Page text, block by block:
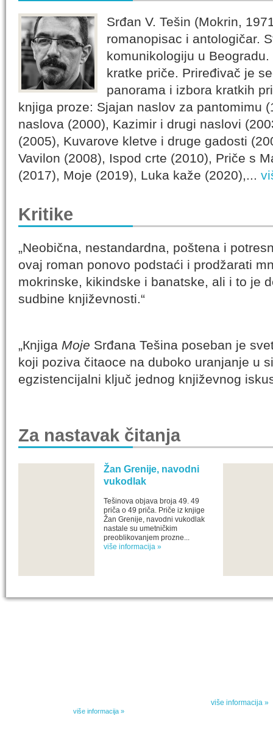
Srđan V. Tešin (Mokrin,
romanopisac i antologičar.
komunikologiju u
kratke priče. Priređivač je
panorama i izbora kratkih
knjiga proze: Sjajan naslov za pantomimu
naslova (2000), Kazimir i drugi naslovi
(2005), Kuvarove kletve i druge gadosti
Vavilon (2008), Ispod crte (2010), Priče s
(2017), Moje (2019), Luka kaže (2020),...
Kritike
„Neobična, nestandardna, poštena i
ovaj roman ponovo podstaći i prodžarati
mokrinske, kikindske i banatske, ali i to je
sudbine književnosti.“
„Кnjiga Moje Srđana Tešina poseban je
koji poziva čitaoce na duboko uranjanje u
egzistencijalni ključ jednog književnog
Za nastavak čitanja
Žan Grenije, navodni
vukodlak
Tešinova objava broja 49. 49
priča o 49 priča. Priče iz knjige
Žan Grenije, navodni vukodlak
nastale su umetničkim
preoblikovanjem prozne...
više informacija »
više informacija »
više informacija »